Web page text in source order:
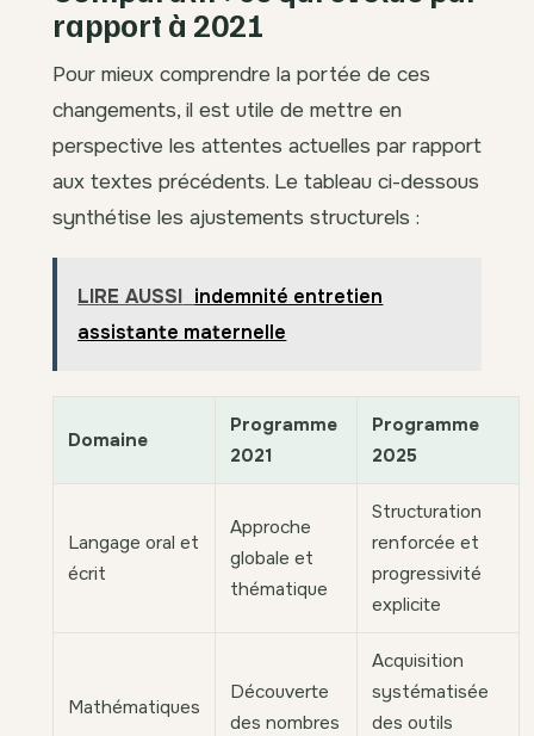
rapport à 2021
Pour mieux comprendre la portée de ces
changements, il est utile de mettre en
perspective les attentes actuelles par rapport
aux textes précédents. Le tableau ci-dessous
synthétise les ajustements structurels :
LIRE AUSSI indemnité entretien
assistante maternelle
Domaine
Programme
2021
Programme
2025
Langage oral et
écrit
Approche
globale et
thématique
Structuration
renforcée et
progressivité
explicite
Mathématiques
Découverte
des nombres
Acquisition
systématisée
des outils